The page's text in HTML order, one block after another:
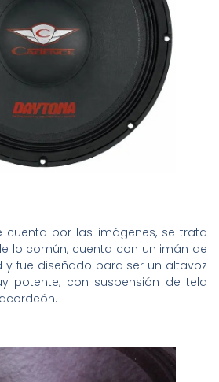
cuenta por las imágenes, se trata
lo común, cuenta con un imán de
fue diseñado para ser un altavoz
potente, con suspensión de tela